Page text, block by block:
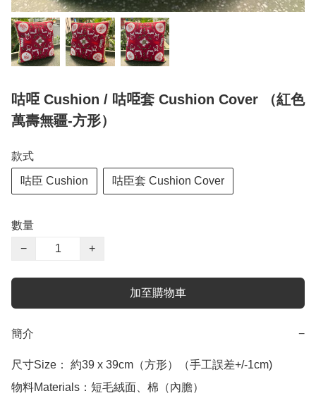
咕𠱸 Cushion / 咕𠱸套 Cushion Cover （紅色
萬壽無疆-方形）
款式
咕臣 Cushion 咕臣套 Cushion Cover
數量
−
+
加至購物車
簡介 −
尺寸Size： 約39 x 39cm（方形）（手工誤差+/-1cm)
物料Materials：短毛絨面、棉（內膽）